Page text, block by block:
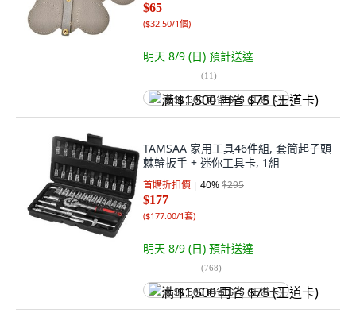
$65
($32.50/1個)
明天 8/9 (日) 預計送達
(11)
满 $1,500 再省 $75 (王道卡)
TAMSAA 家用工具46件組, 套筒起子頭
棘輪扳手 + 迷你工具卡, 1組
首購折扣價 40%$295
$177
($177.00/1套)
明天 8/9 (日) 預計送達
(768)
满 $1,500 再省 $75 (王道卡)